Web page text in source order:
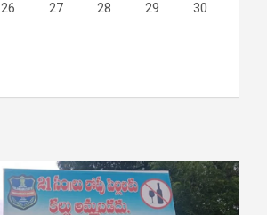
26 27 28 29 30